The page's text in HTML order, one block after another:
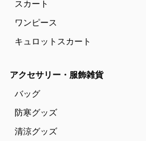
スカート
ワンピース
キュロットスカート
アクセサリー・服飾雑貨
バッグ
防寒グッズ
清涼グッズ